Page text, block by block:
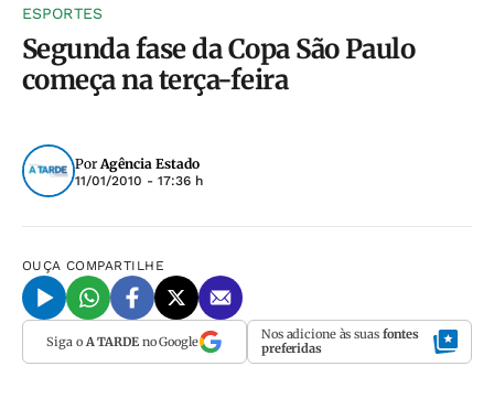
ESPORTES
Segunda fase da Copa São Paulo
começa na terça-feira
PorAgência Estado
11/01/2010 - 17:36 h
OUÇA COMPARTILHE
Siga o A TARDEno Google Nos adicione às suas fontes
preferidas